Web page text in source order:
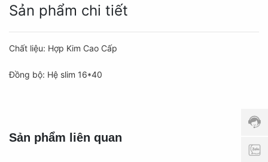
Sản phẩm chi tiết
Chất liệu: Hợp Kim Cao Cấp
Đồng bộ: Hệ slim 16*40
Sản phẩm liên quan
phục
vụ:
AM -